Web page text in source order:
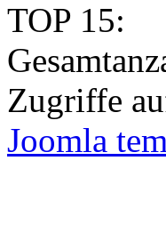
TOP 15:
Zugriffe
Joomla